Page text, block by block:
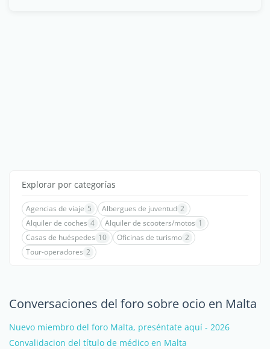
Explorar por categorías
Agencias de viaje 5 Albergues de juventud 2
Alquiler de coches 4 Alquiler de scooters/motos 1
Casas de huéspedes 10 Oficinas de turismo 2
Tour-operadores 2
Conversaciones del foro sobre ocio en Malta
Nuevo miembro del foro Malta, preséntate aquí - 2026
Convalidacion del título de médico en Malta